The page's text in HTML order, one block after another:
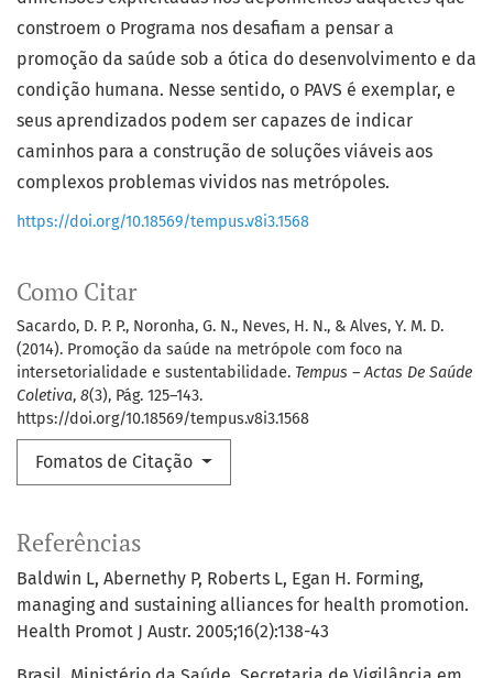
Como Citar
Sacardo, D. P. P., Noronha, G. N., Neves, H. N., & Alves, Y. M. D.
(2014). Promoção da saúde na metrópole com foco na
intersetorialidade e sustentabilidade. Tempus – Actas De Saúde
Coletiva, 8(3), Pág. 125–143.
https://doi.org/10.18569/tempus.v8i3.1568
Fomatos de Citação
constroem o Programa nos desafiam a pensar a
promoção da saúde sob a ótica do desenvolvimento e da
condição humana. Nesse sentido, o PAVS é exemplar, e
seus aprendizados podem ser capazes de indicar
caminhos para a construção de soluções viáveis aos
complexos problemas vividos nas metrópoles.
https://doi.org/10.18569/tempus.v8i3.1568
Referências
Baldwin L, Abernethy P, Roberts L, Egan H. Forming,
managing and sustaining alliances for health promotion.
Health Promot J Austr. 2005;16(2):138-43